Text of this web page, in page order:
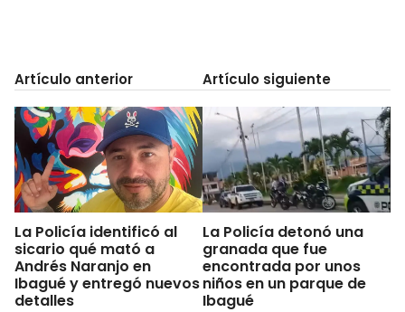
Artículo anterior
La Policía identificó al
sicario qué mató a
Andrés Naranjo en
Ibagué y entregó nuevos
detalles
Artículo siguiente
La Policía detonó una
granada que fue
encontrada por unos
niños en un parque de
Ibagué